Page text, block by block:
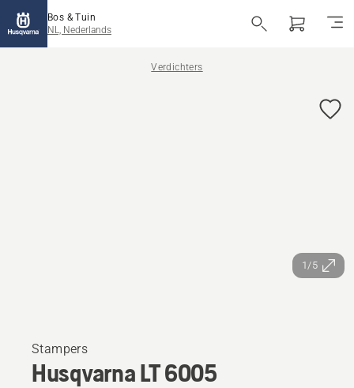
Bos & Tuin
NL, Nederlands
Verdichters
1/5
Stampers
Husqvarna LT 6005